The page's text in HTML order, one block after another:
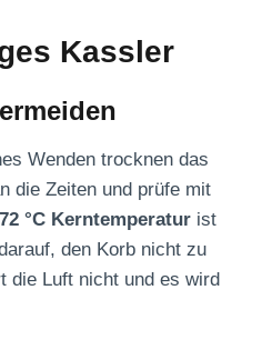
Kassler
Wenden trocknen das
die Zeiten und prüfe mit
°C Kerntemperatur ist
den Korb nicht zu
die Luft nicht und es wird